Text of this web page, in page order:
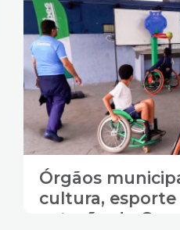
Órgãos
cultura,
votação do